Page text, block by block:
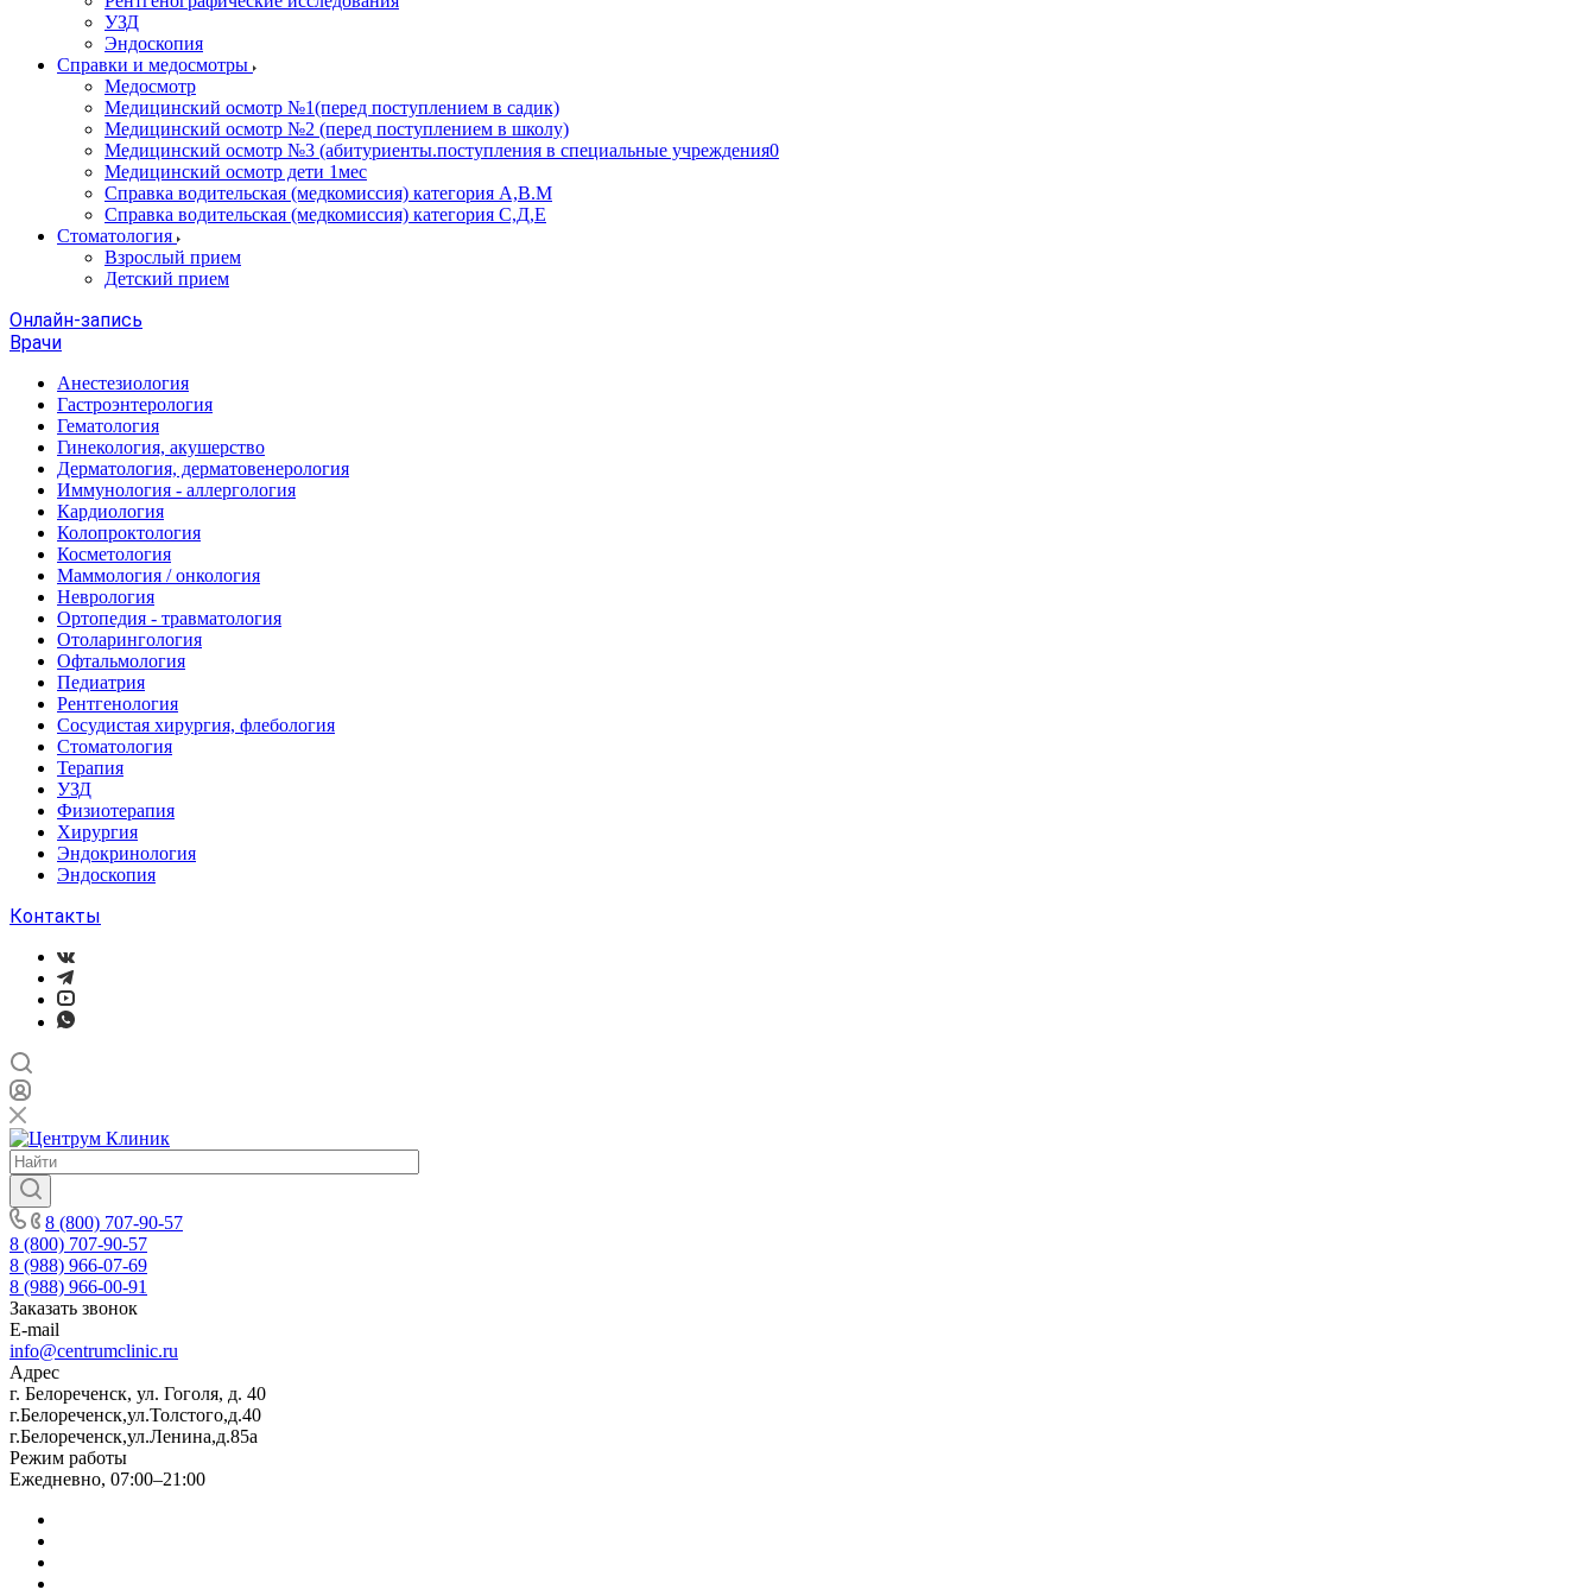
УЗД
Эндоскопия
Справки и медосмотры
Медосмотр
Медицинский осмотр №1(перед поступлением в садик)
Медицинский осмотр №2 (перед поступлением в школу)
Медицинский осмотр №3 (абитуриенты.поступления в специальные учреждения0
Медицинский осмотр дети 1мес
Справка водительская (медкомиссия) категория А,В.М
Справка водительская (медкомиссия) категория С,Д,Е
Стоматология
Взрослый прием
Детский прием
Онлайн-запись
Врачи
Анестезиология
Гастроэнтерология
Гематология
Гинекология, акушерство
Дерматология, дерматовенерология
Иммунология - аллергология
Кардиология
Колопроктология
Косметология
Маммология / онкология
Неврология
Ортопедия - травматология
Отоларингология
Офтальмология
Педиатрия
Рентгенология
Сосудистая хирургия, флебология
Стоматология
Терапия
УЗД
Физиотерапия
Хирургия
Эндокринология
Эндоскопия
Контакты
8 (800) 707-90-57
8 (800) 707-90-57
8 (988) 966-07-69
8 (988) 966-00-91
Заказать звонок
E-mail
info@centrumclinic.ru
Адрес
г. Белореченск, ул. Гоголя, д. 40
г.Белореченск,ул.Толстого,д.40
г.Белореченск,ул.Ленина,д.85а
Режим работы
Ежедневно, 07:00–21:00